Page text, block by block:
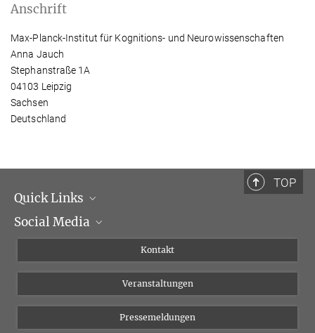
Anschrift
Max-Planck-Institut für Kognitions- und Neurowissenschaften
Anna Jauch
Stephanstraße 1A
04103 Leipzig
Sachsen
Deutschland
TOP
Quick Links
Institutsleitung
Social Media
YouTube
Kontakt
Veranstaltungen
Pressemeldungen